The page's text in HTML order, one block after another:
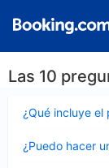
Las 10
¿Qué incluye el
cerrado
¿Puedo hacer
cerrado